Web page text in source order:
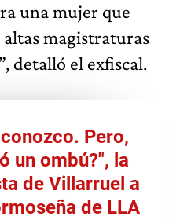
una mujer que
altas magistraturas
detalló el exfiscal.
Pero,
un ombú?", la
de Villarruel a
de LLA